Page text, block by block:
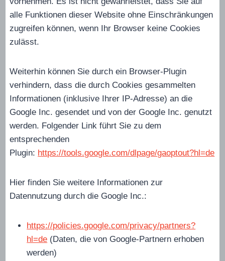
alle Funktionen dieser Website ohne Einschränkungen
zugreifen können, wenn Ihr Browser keine Cookies
zulässt.
Weiterhin können Sie durch ein Browser-Plugin
verhindern, dass die durch Cookies gesammelten
Informationen (inklusive Ihrer IP-Adresse) an die
Google Inc. gesendet und von der Google Inc. genutzt
werden. Folgender Link führt Sie zu dem
entsprechenden
Plugin: https://tools.google.com/dlpage/gaoptout?hl=de
Hier finden Sie weitere Informationen zur
Datennutzung durch die Google Inc.:
https://policies.google.com/privacy/partners?
hl=de (Daten, die von Google-Partnern erhoben
werden)